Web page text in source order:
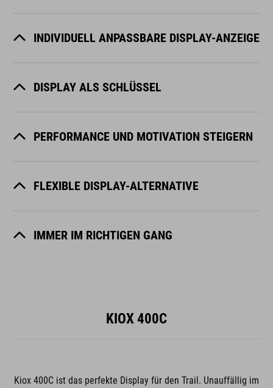
INDIVIDUELL ANPASSBARE DISPLAY-ANZEIGE
DISPLAY ALS SCHLÜSSEL
PERFORMANCE UND MOTIVATION STEIGERN
FLEXIBLE DISPLAY-ALTERNATIVE
IMMER IM RICHTIGEN GANG
KIOX 400C
Kiox 400C ist das perfekte Display für den Trail. Unauffällig im